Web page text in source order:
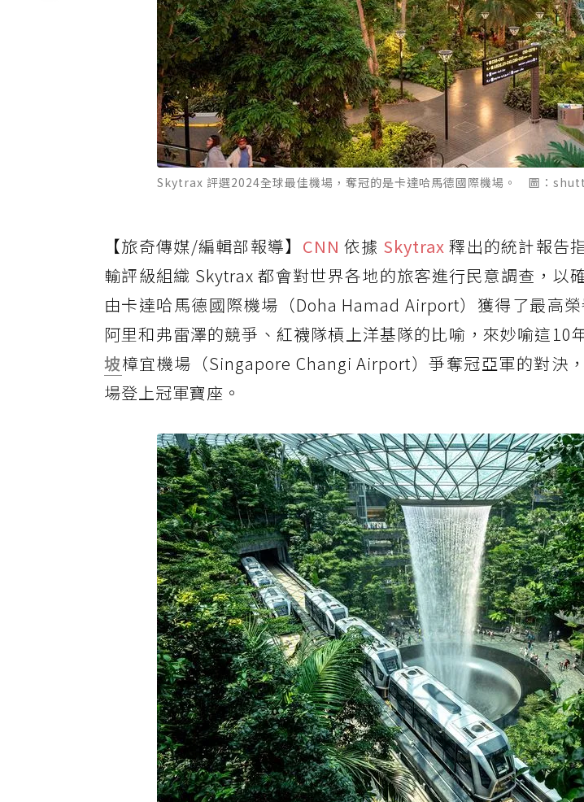
Skytrax 評選2024全球最佳機場，奪冠的是卡達哈馬德國際機場。 圖：
【旅奇傳媒/編輯部報導】 CNN 依據 Skytrax 釋出的統計報告
輸評級組織 Skytrax 都會對世界各地的旅客進行民意調查，以
由卡達哈馬德國際機場（Doha Hamad Airport）獲得了最高
阿里和弗雷澤的競爭、紅襪隊槓上洋基隊的比喻，來妙喻這10
坡樟宜機場（Singapore Changi Airport）爭奪冠亞軍的對決
場登上冠軍寶座。